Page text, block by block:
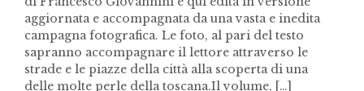
aggiornata e accompagnata da una vasta e inedita
campagna fotografica. Le foto, al pari del testo
sapranno accompagnare il lettore attraverso le
strade e le piazze della città alla scoperta di una
delle molte perle della toscana.Il volume, […]